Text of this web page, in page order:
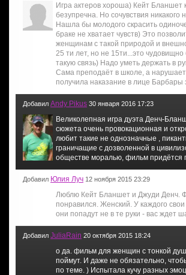
Игра актеров хороша) Кейт Бланшет
безупречна. Но сочувствия никакого
Нашла бы молодого скрасить
браке не хватает чувств) Это
женщинам с такой природой и
25 ти лет, но не 15ти...это
такую связь) Надо уметь держать в
Сама преподаёт в школе, а нарушает
получила наказание в лице Барбары
Добавил Andy Pikus 30 января 2016 17:23
Великолепная игра дуэта Денч-
сюжета очень провокационная и
любит такие не однозначные ,
граничащие с дозволенной в
обществе моралью, фильм придётся
Добавил Юлия Луч 12 ноября 2015 23:29
Люблю Кейт Бланшет и Джуди Денч.
понравился. Женский. У каждого
они попадут не в те руки - вас ждет
Добавил JuliaRain 20 октября 2015 18:24
о да. фильм для женщин с тонкой
поймут. И даже не обязательно,
по теме. ) Испытала кучу разных